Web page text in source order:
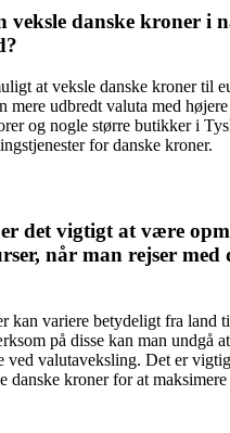
veksle danske kroner i
at veksle danske kroner til
mere udbredt valuta med
og nogle større butikker i
for danske kroner.
det vigtigt at være
når man rejser med
kan variere betydeligt fra land
på disse kan man undgå
ved valutaveksling. Det er
danske kroner for at